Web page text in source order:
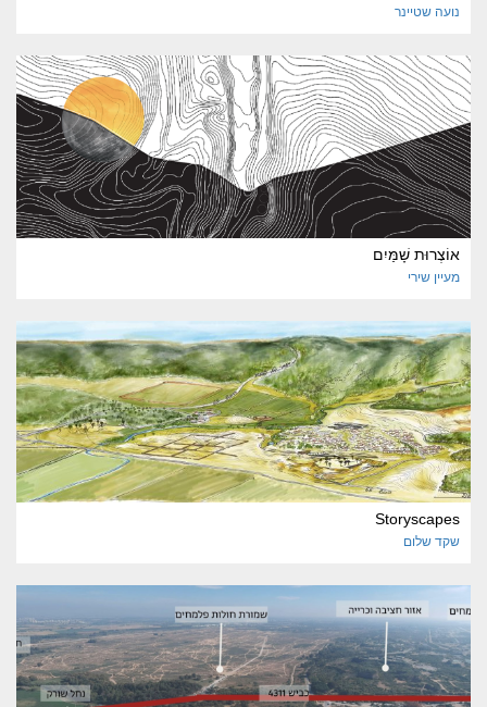
נועה שטיינר
אוֹצְרוּת שָׁמַּיִם
מעיין שירי
Storyscapes
שקד שלום